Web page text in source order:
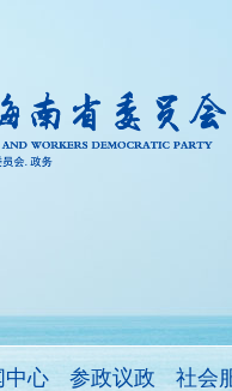
中心 参政议政 社会